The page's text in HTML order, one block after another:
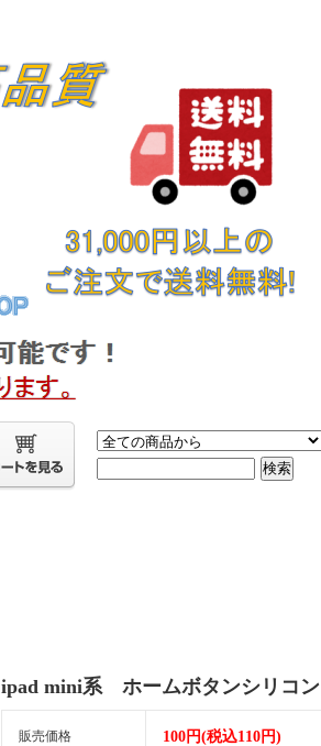
ipad mini系 ホームボタンシリコン
販売価格 100円(税込110円)